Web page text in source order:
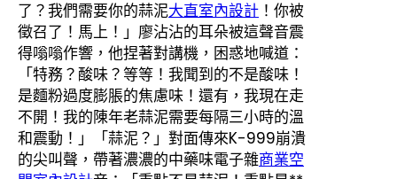
了？我們需要你的蒜泥大直室內設計 ！你被
徵召了！馬上！」廖沾沾的耳朵被這聲音震
得嗡嗡作響，他捏著對講機，困惑地喊道：
「特務？酸味？等等！我聞到的不是酸味！
是麵粉過度膨脹的焦慮味！還有，我現在走
不開！我的陳年老蒜泥需要每隔三小時的溫
和震動！」「蒜泥？」對面傳來K-999崩潰
的尖叫聲，帶著濃濃的中藥味電子雜商業空